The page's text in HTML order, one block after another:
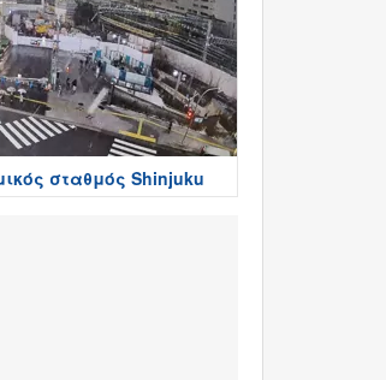
σταθμός Shinjuku